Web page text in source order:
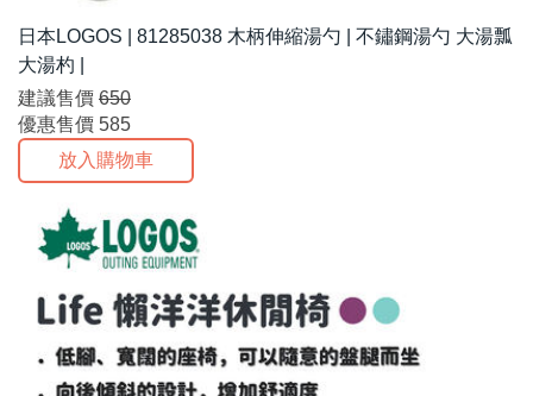
日本LOGOS | 81285038 木柄伸縮湯勺 | 不鏽鋼湯勺 大湯瓢
大湯杓 |
建議售價 650
優惠售價 585
放入購物車